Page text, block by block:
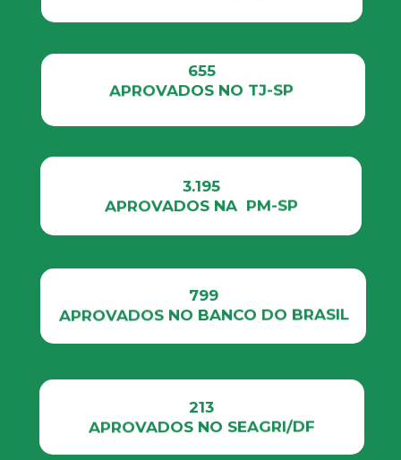
799
APROVADOS NO BANCO DO BRASIL
213
APROVADOS NO SEAGRI/DF
655
APROVADOS NO TJ-SP
3.195
APROVADOS NA  PM-SP